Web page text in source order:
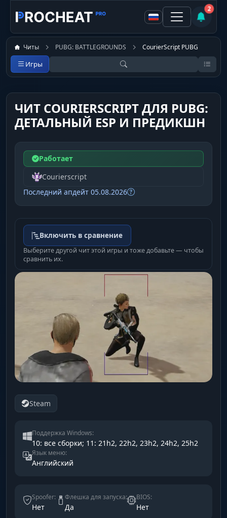
2
Читы PUBG: BATTLEGROUNDS CourierScript PUBG
Игры
ЧИТ COURIERSCRIPT ДЛЯ PUBG:
ДЕТАЛЬНЫЙ ESP И ПРЕДИКШН
Работает
Courierscript
Последний апдейт 05.08.2026
Включить в сравнение
Выберите другой чит этой игры и тоже добавьте — чтобы
сравнить их.
Steam
Поддержка Windows:
10: все сборки; 11: 21h2, 22h2, 23h2, 24h2, 25h2
Язык меню:
Английский
Spoofer:
Нет
Флешка для запуска:
Да
BIOS:
Нет